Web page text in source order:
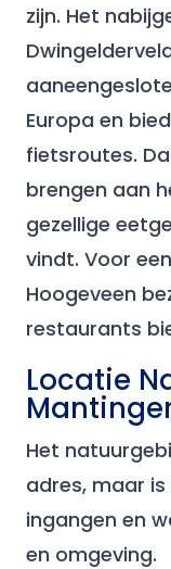
zijn. Het
Europa en
fietsroutes.
brengen aan
gezellige
vindt. Voor
Hoogeveen
restaurants
Locatie
Het
adres, maar
ingangen en
en omgeving.